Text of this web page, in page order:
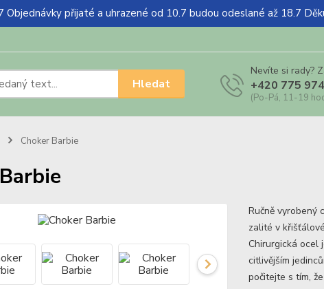
Objednávky přijaté a uhrazené od 10.7 budou odeslané až 18.7
Hledat
Nevíte si rady?
+420 775
(Po-Pá, 11-19
Choker Barbie
Ručně vyrobený
zalité v
Chirurgická ocel
citlivějším
počitejte s tím,